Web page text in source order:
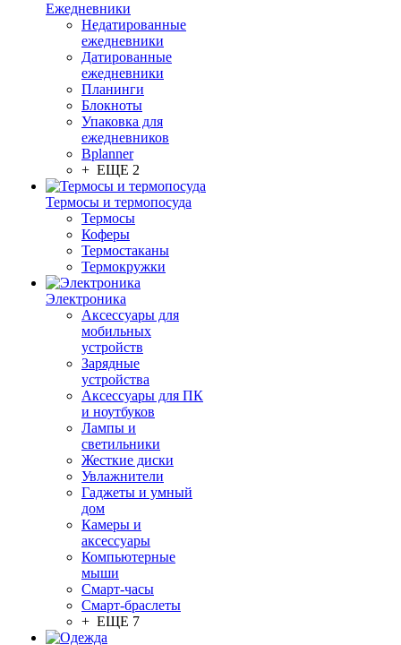
Ежедневники
Недатированные
ежедневники
Датированные
ежедневники
Планинги
Блокноты
Упаковка для
ежедневников
Bplanner
+ ЕЩЕ 2
Термосы и термопосуда
Термосы
Коферы
Термостаканы
Термокружки
Электроника
Аксессуары для
мобильных
устройств
Зарядные
устройства
Аксессуары для ПК
и ноутбуков
Лампы и
светильники
Жесткие диски
Увлажнители
Гаджеты и умный
дом
Камеры и
аксессуары
Компьютерные
мыши
Смарт-часы
Смарт-браслеты
+ ЕЩЕ 7